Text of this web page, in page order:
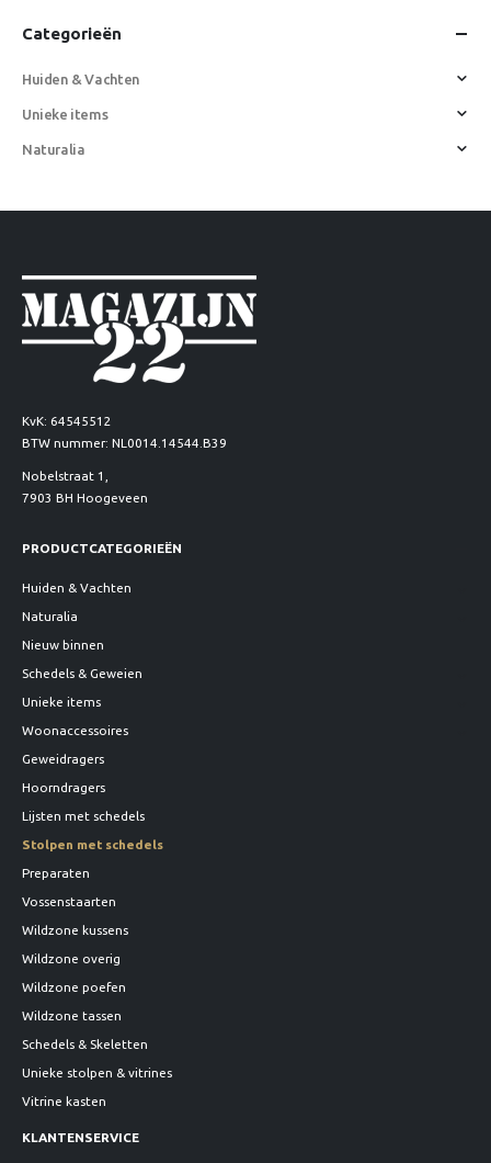
Categorieën
Huiden & Vachten
Unieke items
Naturalia
KvK: 64545512
BTW nummer: NL0014.14544.B39
Nobelstraat 1,
7903 BH Hoogeveen
PRODUCTCATEGORIEËN
Huiden & Vachten
Naturalia
Nieuw binnen
Schedels & Geweien
Unieke items
Woonaccessoires
Geweidragers
Hoorndragers
Lijsten met schedels
Stolpen met schedels
Preparaten
Vossenstaarten
Wildzone kussens
Wildzone overig
Wildzone poefen
Wildzone tassen
Schedels & Skeletten
Unieke stolpen & vitrines
Vitrine kasten
KLANTENSERVICE